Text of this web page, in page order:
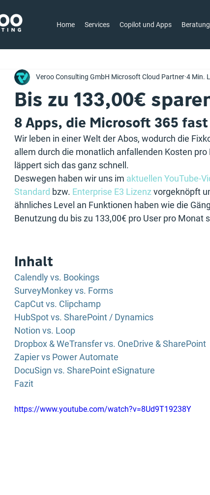
Home Services Copilot und Apps
Bis zu 133,00€
Veroo Consulting GmbH Microsoft Cloud Partner 4 Min.
8 Apps, die Microsoft 365
Wir leben in einer Welt der Abos, wodurch die
allem durch die monatlich anfallenden Kosten
läppert sich das ganz schnell.
Deswegen haben wir uns im aktuellen YouTube-
Standard bzw. Enterprise E3 Lizenz vorgeknöpft
ähnliches Level an Funktionen haben wie die
Benutzung du bis zu 133,00€ pro User pro Monat
Inhalt
Calendly vs. Bookings
SurveyMonkey vs. Forms
CapCut vs. Clipchamp
HubSpot vs. SharePoint / Dynamics
Notion vs. Loop
Dropbox & WeTransfer vs. OneDrive & SharePoint
Zapier vs Power Automate
DocuSign vs. SharePoint eSignature
Fazit
https://www.youtube.com/watch?v=8Ud9T19238Y